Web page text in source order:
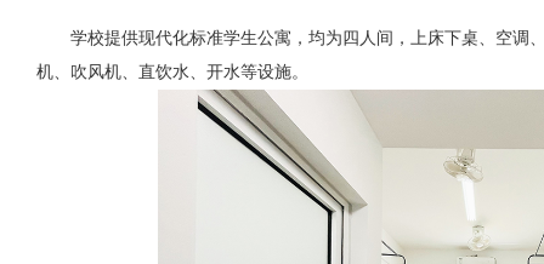
学校提供现代化标准学生公寓，均为四人间，上床下桌、空调
机、吹风机、直饮水、开水等设施。